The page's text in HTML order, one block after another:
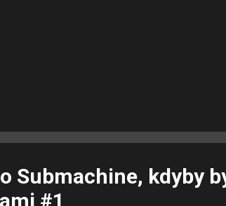
Submachine, kdyby
#1